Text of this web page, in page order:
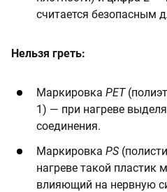
считается безопасным
Нельзя греть:
Маркировка PET
1) — при нагреве
соединения.
Маркировка PS
нагреве такой пластик
влияющий на нервную